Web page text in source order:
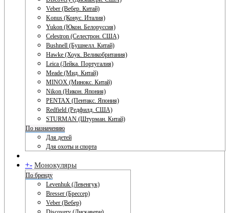
Veber (Вебер. Китай)
Konus (Конус. Италия)
Yukon (Юкон. Белоруссия)
Celestron (Селестрон. США)
Bushnell (Бушнелл. Китай)
Hawke (Хоук. Великобритания)
Leica (Лейка. Португалия)
Meade (Мид. Китай)
MINOX (Минокс. Китай)
Nikon (Никон. Япония)
PENTAX (Пентакс. Япония)
Redfield (Редфилд. США)
STURMAN (Штурман. Китай)
По назначению
Для детей
Для охоты и спорта
+- Монокуляры
По бренду
Levenhuk (Левенгук)
Bresser (Брессер)
Veber (Вебер)